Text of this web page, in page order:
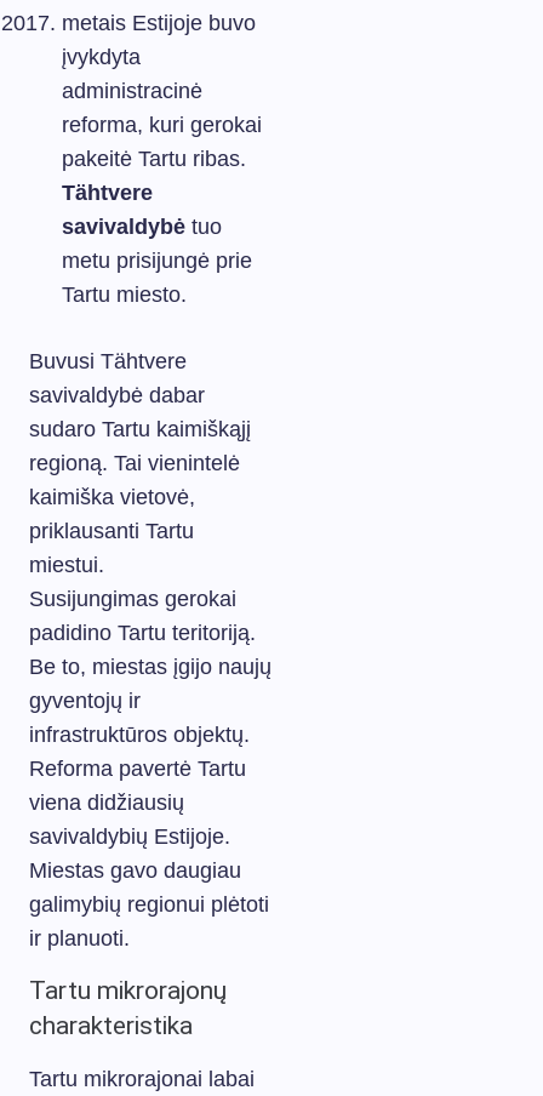
metais Estijoje buvo
įvykdyta
administracinė
reforma, kuri gerokai
pakeitė Tartu ribas.
Tähtvere
savivaldybė tuo
metu prisijungė prie
Tartu miesto.
Buvusi Tähtvere
savivaldybė dabar
sudaro Tartu kaimiškąjį
regioną. Tai vienintelė
kaimiška vietovė,
priklausanti Tartu
miestui.
Susijungimas gerokai
padidino Tartu teritoriją.
Be to, miestas įgijo naujų
gyventojų ir
infrastruktūros objektų.
Reforma pavertė Tartu
viena didžiausių
savivaldybių Estijoje.
Miestas gavo daugiau
galimybių regionui plėtoti
ir planuoti.
Tartu mikrorajonų
charakteristika
Tartu mikrorajonai labai